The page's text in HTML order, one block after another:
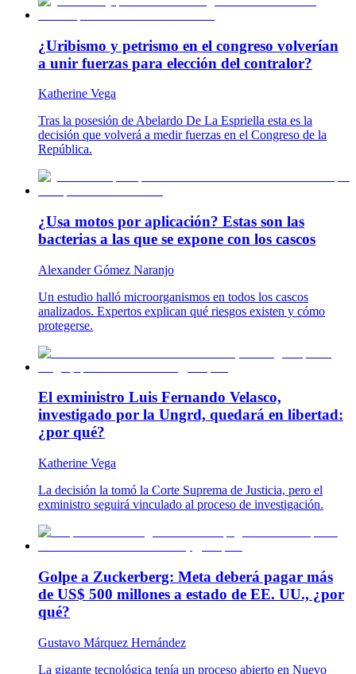
¿Uribismo y petrismo en el congreso volverían
a unir fuerzas para elección del contralor?
Katherine Vega
Tras la posesión de Abelardo De La Espriella esta es la
decisión que volverá a medir fuerzas en el Congreso de la
República.
¿Usa motos por aplicación? Estas son las
bacterias a las que se expone con los cascos
Alexander Gómez Naranjo
Un estudio halló microorganismos en todos los cascos
analizados. Expertos explican qué riesgos existen y cómo
protegerse.
El exministro Luis Fernando Velasco,
investigado por la Ungrd, quedará en libertad:
¿por qué?
Katherine Vega
La decisión la tomó la Corte Suprema de Justicia, pero el
exministro seguirá vinculado al proceso de investigación.
Golpe a Zuckerberg: Meta deberá pagar más
de US$ 500 millones a estado de EE. UU., ¿por
qué?
Gustavo Márquez Hernández
La gigante tecnológica tenía un proceso abierto en Nuevo